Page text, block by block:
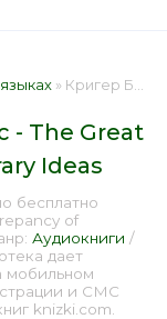
» Кригер Борис - The Great Discrepancy of Contemporary Ideas 📕 - Книга онлайн бесплатно
- The Great
Ideas
бесплатно
of
Аудиокниги /
дает
мобильном
и СМС
knizki.com.